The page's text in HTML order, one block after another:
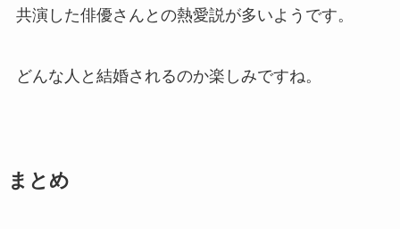
共演した俳優さんとの熱愛説が多いようです。
どんな人と結婚されるのか楽しみですね。
まとめ